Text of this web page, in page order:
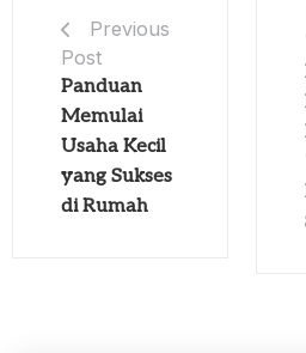
Previous
Post
Panduan
Memulai
Usaha Kecil
yang Sukses
di Rumah